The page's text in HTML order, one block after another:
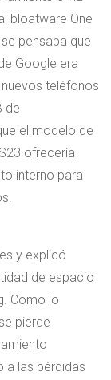
bloatware One
pensaba que
Google era
teléfonos
de
el modelo de
ofrecería
interno para
y explicó
de espacio
Como lo
pierde
a las pérdidas